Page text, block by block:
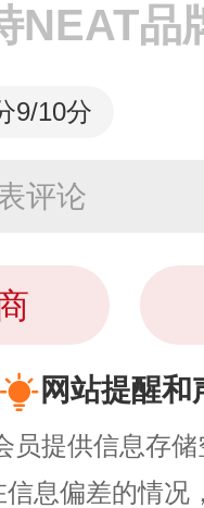
NEAT品
9/10分
评论
网站提醒和
员提供信息存
息偏差的情况